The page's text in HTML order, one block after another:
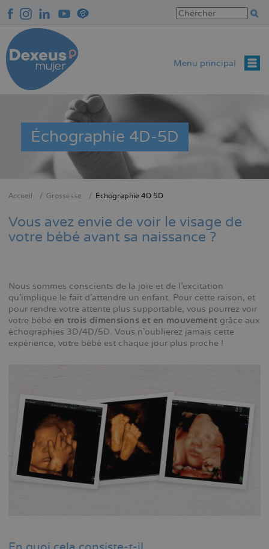
au
contenu
principal
Menu principal
Échographie 4D-5D
d'Ariane
Accueil Grossesse Échographie 4D 5D
Vous avez envie de voir le visage de
votre bébé avant sa naissance ?
Nous sommes conscients de la joie et de l’excitation
qu’implique le fait d’attendre un enfant. Pour cette raison, et
pour rendre votre attente plus supportable, vous pourrez voir
votre bébé en trois dimensions et en mouvementgrâce aux
échographies 3D/4D/5D. Vous n’oublierez jamais cette
expérience, votre bébé est chaque jour plus proche !
Nákupy na internetu se staly běžnou součástí každodenního
nabídky produktů, aniž by museli opustit pohodlí domova.
Obzvláště u citlivějších témat, jako jsou přípravky na podporu
erekce, přináší anonymita online prostředí výraznou výhodu.
Pokud někdo plánuje koupit online Viagra, měl by se nejprve
ujistit, že volí prověřený zdroj s dobrou reputací.
Důvěryhodné e-shopy nabízejí nejen originální produkty, ale
také jasně formulované obchodní podmínky, zákaznickou
podporu a záruku diskrétního doručení. V dnešní době, kdy